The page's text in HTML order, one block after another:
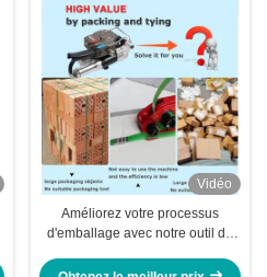
Vidéo
Améliorez votre processus
d'emballage avec notre outil de
pour l'industrie